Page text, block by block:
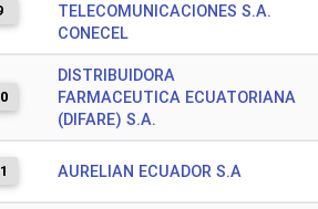
TELECOMUNICACIONES S.A.
CONECEL
DISTRIBUIDORA
FARMACEUTICA ECUATORIANA
(DIFARE) S.A.
AURELIAN ECUADOR S.A